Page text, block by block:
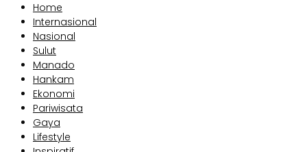
Home
Internasional
Nasional
Sulut
Manado
Hankam
Ekonomi
Pariwisata
Gaya
Lifestyle